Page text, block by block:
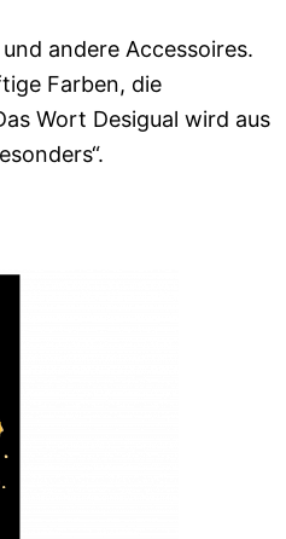
andere Accessoires.
Farben, die
Wort Desigual wird aus